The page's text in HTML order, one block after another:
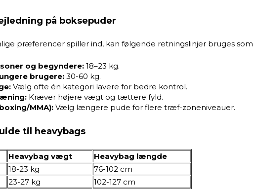
på boksepuder
præferencer spiller ind, kan følgende retningslinjer bruges
og begyndere: 18–23 kg.
brugere: 30-60 kg.
Vælg ofte én kategori lavere for bedre kontrol.
Kræver højere vægt og tættere fyld.
MMA): Vælg længere pude for flere træf-zoneniveauer.
til heavybags
Heavybag vægt
Heavybag længde
18-23 kg
76-102 cm
23-27 kg
102-127 cm